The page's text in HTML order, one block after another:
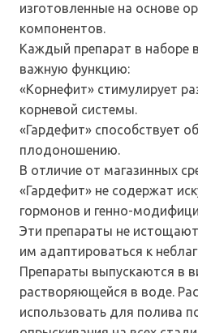
изготовленные на основе
компонентов.
Каждый препарат в наборе
важную функцию:
«Корнефит» стимулирует
корневой системы.
«Гардефит» способствует
плодоношению.
В отличие от магазинных
«Гардефит» не содержат
гормонов и генно-
Эти препараты не
им адаптироваться к
Препараты выпускаются в
растворяющейся в воде.
использовать для полива